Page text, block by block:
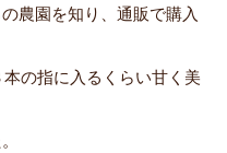
農園を知り、通販で購入
の指に入るくらい甘く美